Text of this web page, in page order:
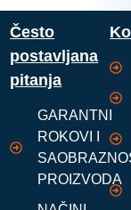
Često
postavljana
pitanja
GARANTNI
ROKOVI I
PROIZVODA